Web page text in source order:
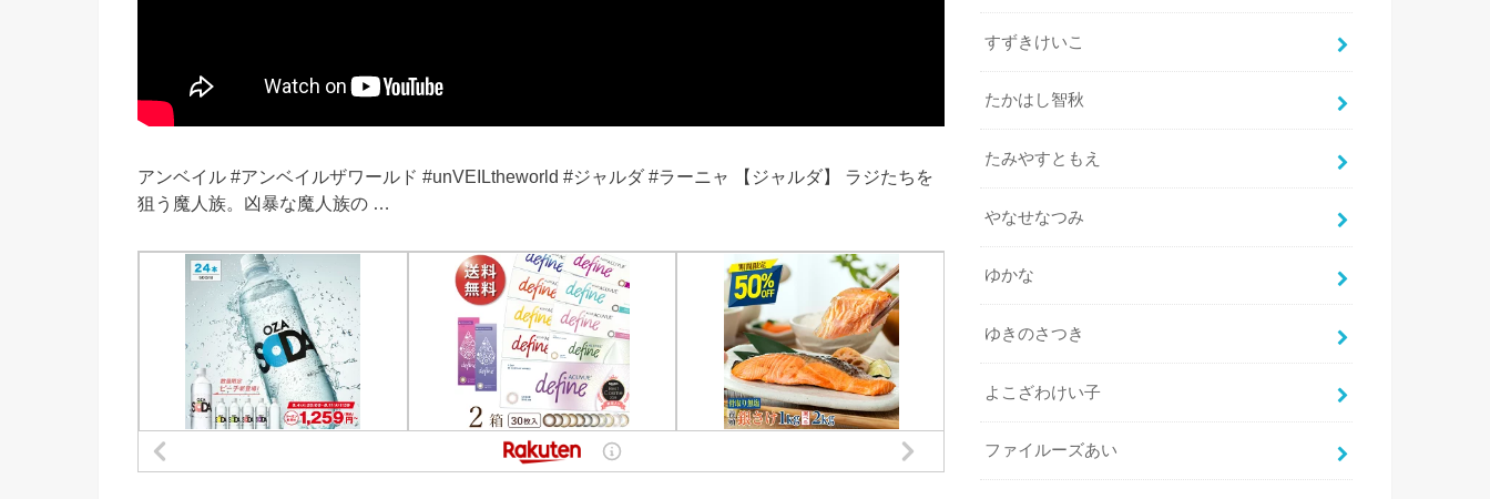
アンベイル #アンベイルザワールド #unVEILtheworld #ジャルダ #ラーニャ 【ジャルダ】 ラジたちを
狙う魔人族。凶暴な魔人族の …
すずきけいこ
たかはし智秋
たみやすともえ
やなせなつみ
ゆかな
ゆきのさつき
よこざわけい子
ファイルーズあい